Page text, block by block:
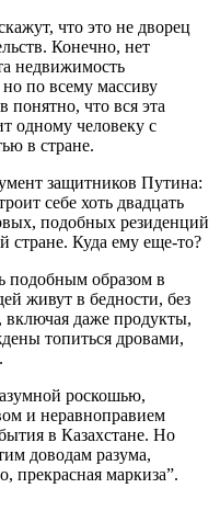
что это не дворец
Конечно, нет
недвижимость
по всему массиву
понятно, что вся эта
одному человеку с
в стране.
защитников Путина:
себе хоть двадцать
подобных резиденций
стране. Куда ему еще-то?
подобным образом в
живут в бедности, без
даже продукты,
топиться дровами,
роскошью,
и неравноправием
в Казахстане. Но
доводам разума,
прекрасная маркиза”.